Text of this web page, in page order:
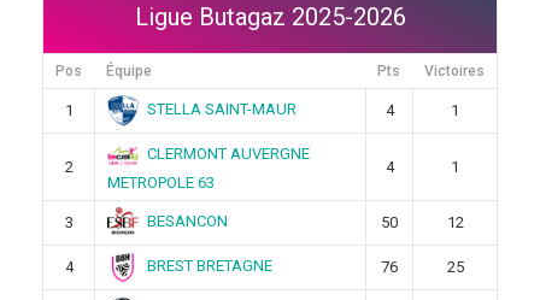
Ligue Butagaz 2025-2026
Pos Équipe Pts Victoires
1 STELLA SAINT-MAUR 4 1
2
CLERMONT AUVERGNE
METROPOLE 63
4 1
3 BESANCON 50 12
4 BREST BRETAGNE 76 25